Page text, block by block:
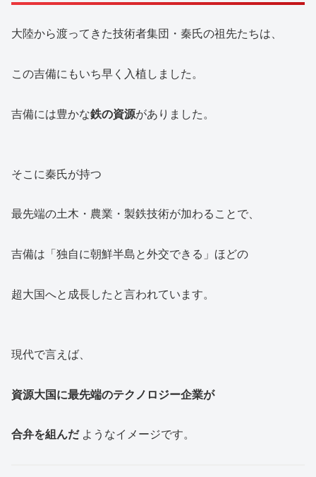
大陸から渡ってきた技術者集団・秦氏の祖先たちは、
この吉備にもいち早く入植しました。
吉備には豊かな鉄の資源がありました。
そこに秦氏が持つ
最先端の土木・農業・製鉄技術が加わることで、
吉備は「独自に朝鮮半島と外交できる」ほどの
超大国へと成長したと言われています。
現代で言えば、
資源大国に最先端のテクノロジー企業が
合弁を組んだようなイメージです。